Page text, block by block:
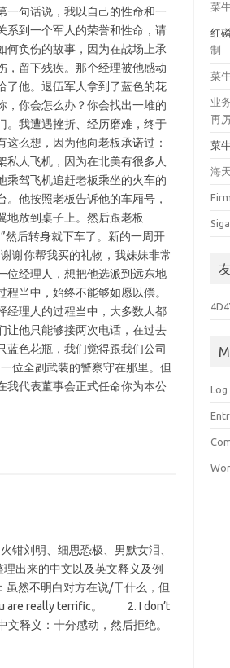
一句话说，我以自己的性命和一
系到一个军人的荣誉和性命，请
何负伤的故事，因为在战场上承
，留下残疾。那个经理被他感动
了他。退伍军人拿到了蓝色的花
，你会怎么办？你会找出一堆的
。我遭遇挫折、经历磨难，终于
么想，因为他向老板承诺过：
人飞机，因为在北美有很多人
乘驾飞机追赶老板乘坐的火车的
他按照老板告诉他的车厢号，
地放到桌子上。然后跟老板
然后转身就下车了。新的一周开
谢你帮我买的礼物，我妹妹非常
位经理人，想把他选派到远东地
当中，始终不能够如愿以偿。
经理人的过程当中，大多数人都
让他只能够接两次电话，在过去
蓝色花瓶，我们觉得跟我们公司
位全副武装的警察守在那里。但
我代表董事会正式任命你为本公
钳刘明、细思恐极、男默女泪、
出来的中文以及英文释义及例
不明白对方在说/干什么，但
are really terrific。 2. I don’t
义：十分感动，然后拒绝。
菜
红
制
菜
业
再
菜
海
Log